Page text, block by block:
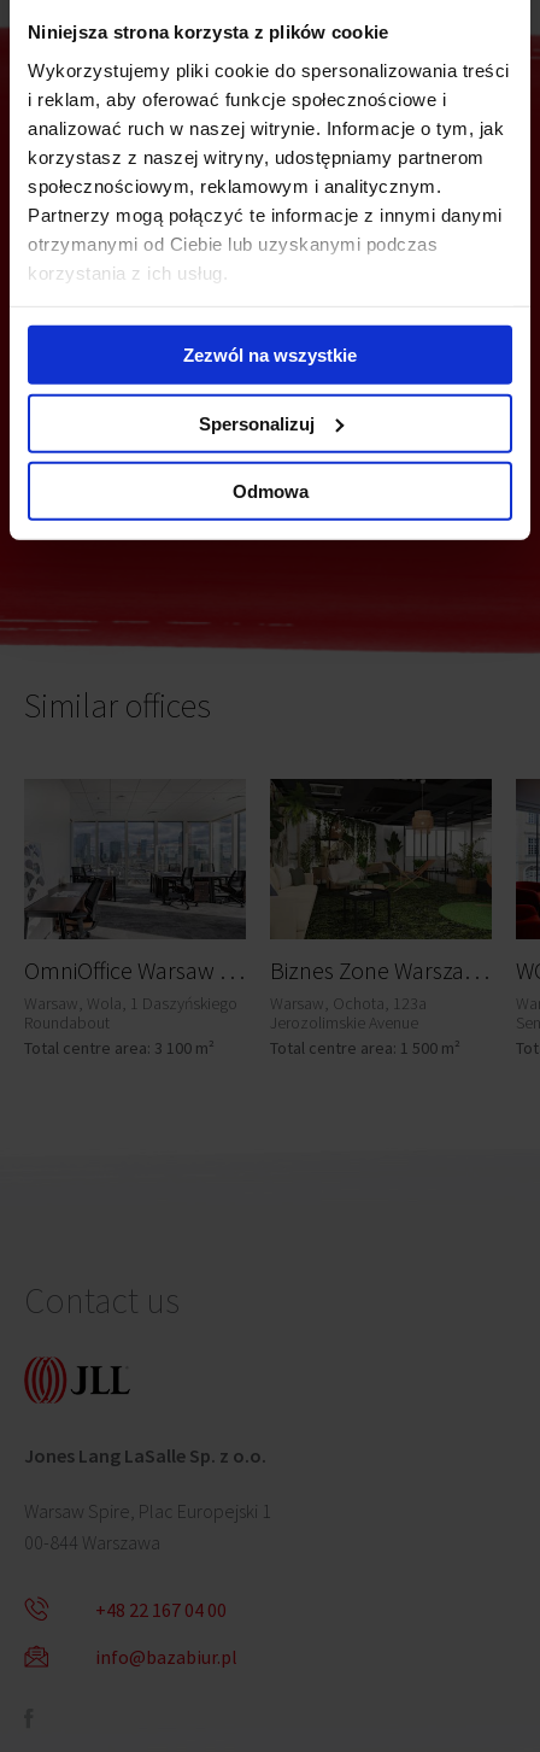
Niniejsza strona korzysta z plików cookie
Wykorzystujemy pliki cookie do spersonalizowania treści
i reklam, aby oferować funkcje społecznościowe i
analizować ruch w naszej witrynie. Informacje o tym, jak
korzystasz z naszej witryny, udostępniamy partnerom
społecznościowym, reklamowym i analitycznym.
Partnerzy mogą połączyć te informacje z innymi danymi
otrzymanymi od Ciebie lub uzyskanymi podczas
korzystania z ich usług.
Zezwól na wszystkie
Spersonalizuj
Odmowa
Are you interested in this offer?
CALL US AND FIND OUT MORE
+48 22 167 04 00
Send enquiry
Similar offices
O
mniOffice Warsaw UNIT
Warsaw, Wola, 1 Daszyńskiego
Roundabout
Total centre area: 3 100 m²
B
iznes Zone Warszawa
Warsaw, Ochota, 123a
Jerozolimskie Avenue
Total centre area: 1 500 m²
Contact us
Jones Lang LaSalle Sp. z o.o.
Warsaw Spire, Plac Europejski 1
00-844 Warszawa
+48 22 167 04 00
info@bazabiur.pl